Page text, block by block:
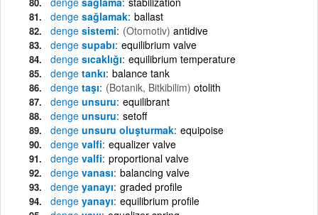
denge sağlamak ballast
denge sistemi (Otomotiv) antidive
denge supabı equilibrium valve
denge sıcaklığı equilibrium temperature
denge tankı balance tank
denge taşı (Botanik, Bitkibilim) otolith
denge unsuru equilibrant
denge unsuru setoff
denge unsuru oluşturmak equipoise
denge valfi equalizer valve
denge valfi proportional valve
denge vanası balancing valve
denge yanayı graded profile
denge yanayı equilibrium profile